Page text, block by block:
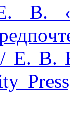
В.
/ Е. В.